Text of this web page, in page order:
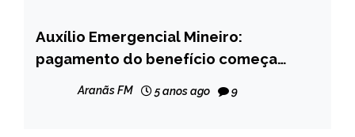
MINAS
GERAIS
NOTÍCIAS
Auxílio Emergencial Mineiro:
pagamento do benefício começa
Aranãs FM 5 anos ago 9